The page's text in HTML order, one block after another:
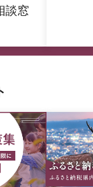
談窓